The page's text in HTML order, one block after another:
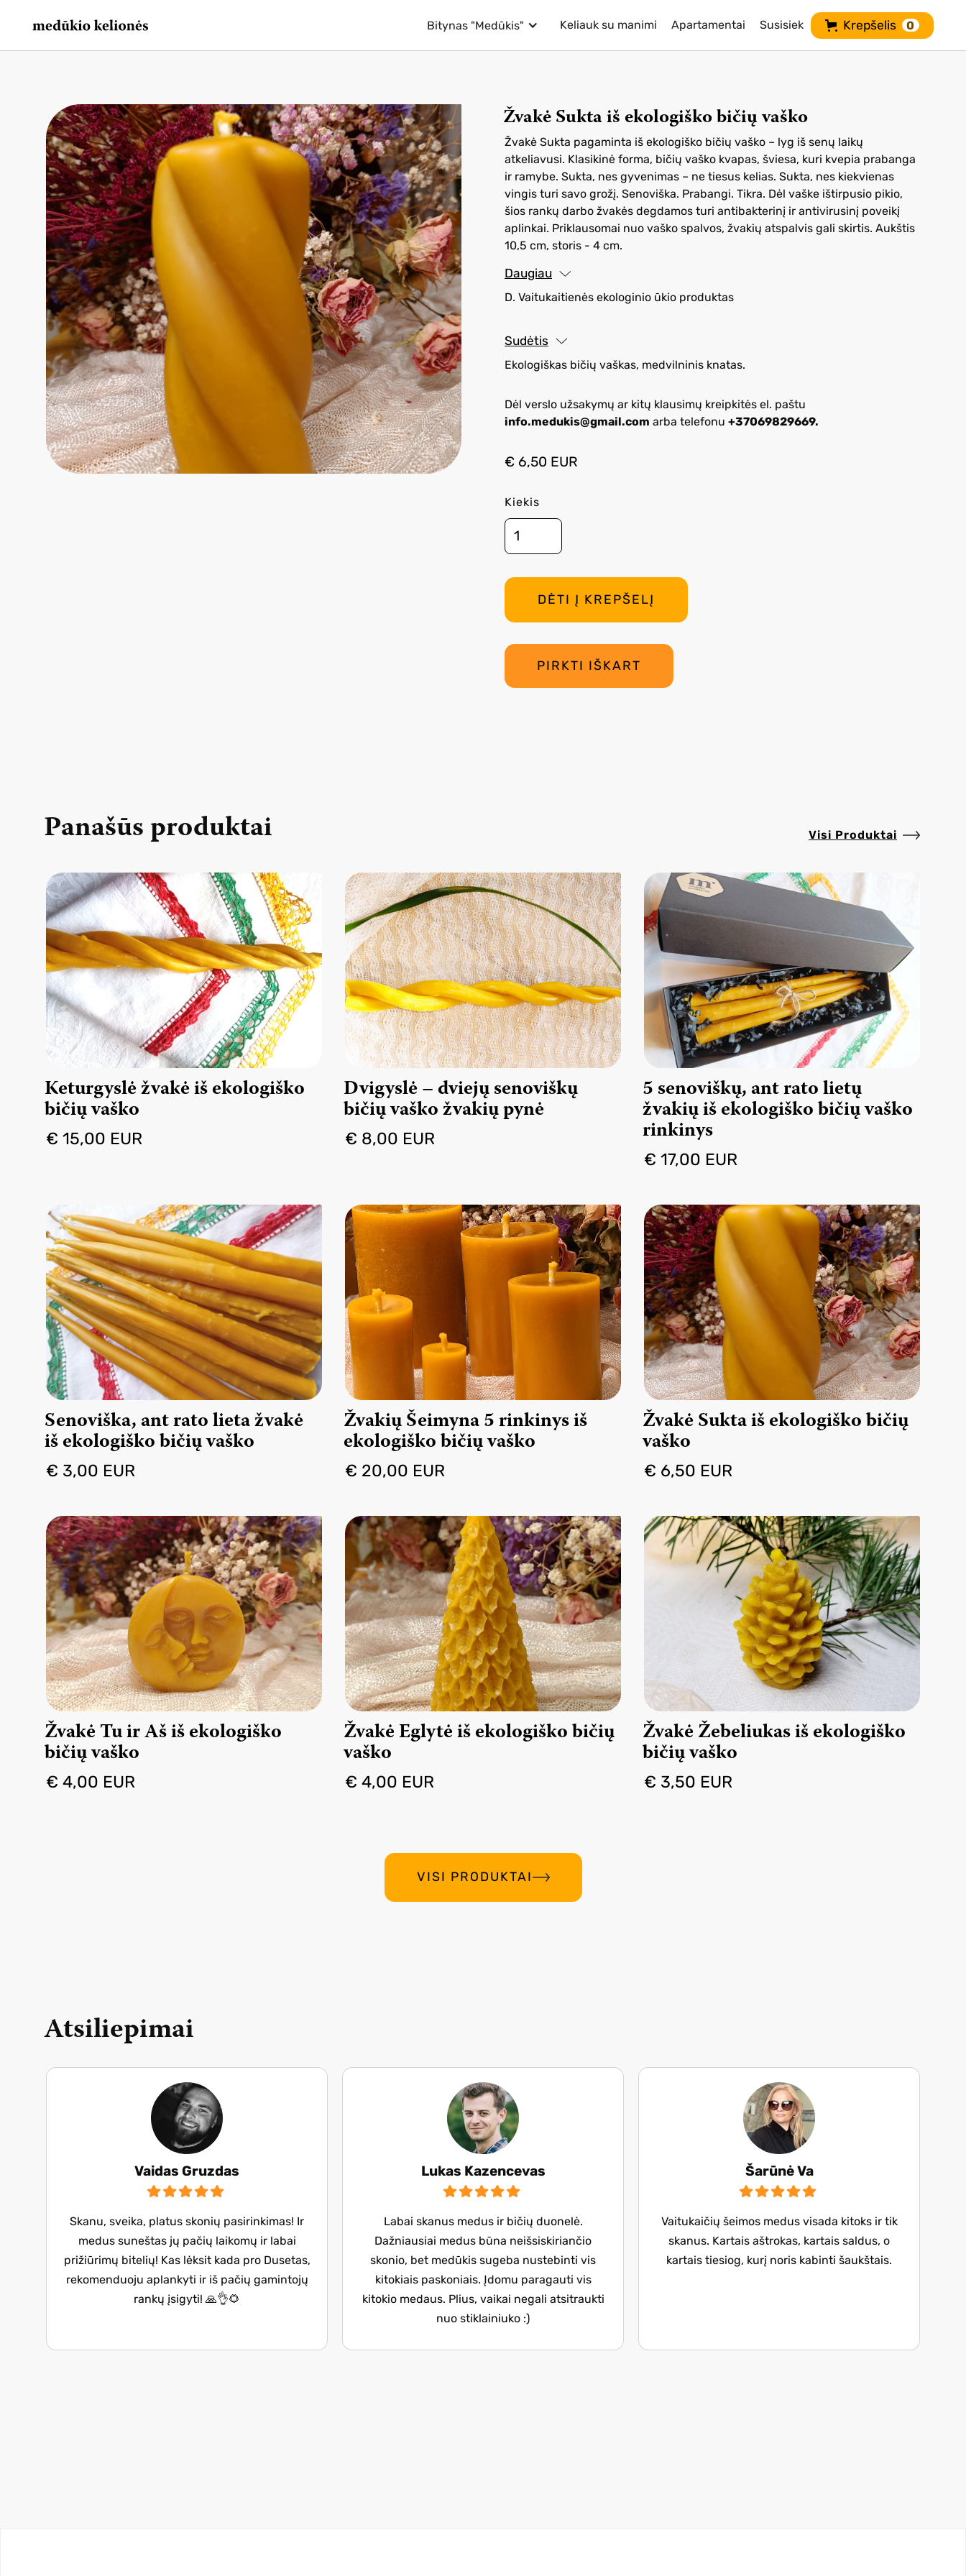
Bitynas "Medūkis" Keliauk su manimi Apartamentai Susisiek Krepšelis 0
Žvakė Sukta iš ekologiško bičių vaško
Žvakė Sukta pagaminta iš ekologiško bičių vaško – lyg iš senų laikų
atkeliavusi. Klasikinė forma, bičių vaško kvapas, šviesa, kuri kvepia prabanga
ir ramybe. Sukta, nes gyvenimas – ne tiesus kelias. Sukta, nes kiekvienas
vingis turi savo grožį. Senoviška. Prabangi. Tikra. Dėl vaške ištirpusio pikio,
šios rankų darbo žvakės degdamos turi antibakterinį ir antivirusinį poveikį
aplinkai. Priklausomai nuo vaško spalvos, žvakių atspalvis gali skirtis. Aukštis
10,5 cm, storis - 4 cm.
Daugiau
D. Vaitukaitienės ekologinio ūkio produktas
Sudėtis
Ekologiškas bičių vaškas, medvilninis knatas.
Dėl verslo užsakymų ar kitų klausimų kreipkitės el. paštu
info.medukis@gmail.com arba telefonu +37069829669.
€ 6,50 EUR
Kiekis
PIRKTI IŠKART
Panašūs produktai Visi Produktai
Keturgyslė žvakė iš ekologiško
bičių vaško
€ 15,00 EUR
Dvigyslė – dviejų senoviškų
bičių vaško žvakių pynė
€ 8,00 EUR
5 senoviškų, ant rato lietų
žvakių iš ekologiško bičių vaško
rinkinys
€ 17,00 EUR
Senoviška, ant rato lieta žvakė
iš ekologiško bičių vaško
€ 3,00 EUR
Žvakių Šeimyna 5 rinkinys iš
ekologiško bičių vaško
€ 20,00 EUR
Žvakė Sukta iš ekologiško bičių
vaško
€ 6,50 EUR
Žvakė Tu ir Aš iš ekologiško
bičių vaško
€ 4,00 EUR
Žvakė Eglytė iš ekologiško bičių
vaško
€ 4,00 EUR
Žvakė Žebeliukas iš ekologiško
bičių vaško
€ 3,50 EUR
VISI PRODUKTAI
Atsiliepimai
Vaidas Gruzdas
Skanu, sveika, platus skonių pasirinkimas! Ir
medus suneštas jų pačių laikomų ir labai
prižiūrimų bitelių! Kas lėksit kada pro Dusetas,
rekomenduoju aplankyti ir iš pačių gamintojų
rankų įsigyti! 🙏👌🌻
Lukas Kazencevas
Labai skanus medus ir bičių duonelė.
Dažniausiai medus būna neišsiskiriančio
skonio, bet medūkis sugeba nustebinti vis
kitokiais paskoniais. Įdomu paragauti vis
kitokio medaus. Plius, vaikai negali atsitraukti
nuo stiklainiuko :)
Šarūnė Va
Vaitukaičių šeimos medus visada kitoks ir tik
skanus. Kartais aštrokas, kartais saldus, o
kartais tiesiog, kurį noris kabinti šaukštais.